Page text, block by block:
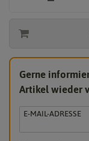
Gerne
Artikel wieder
E-MAIL-ADRESSE